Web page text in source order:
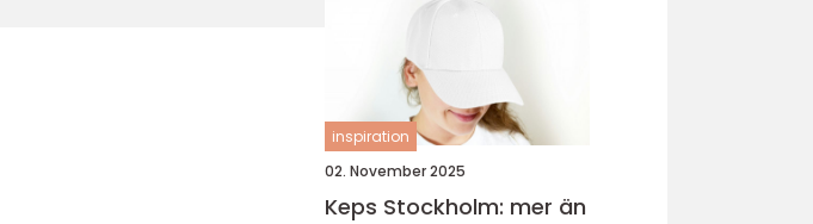
inspiration
02. November 2025
Keps Stockholm: mer än